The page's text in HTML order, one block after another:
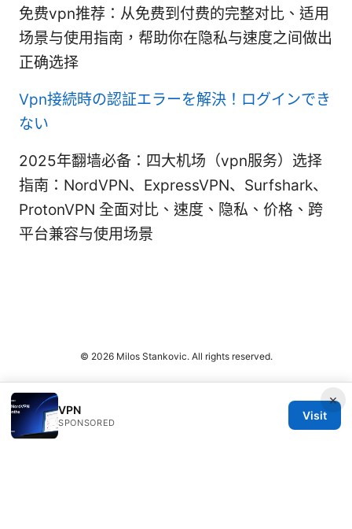
免费vpn推荐：从免费到付费的完整对比、适用
场景与使用指南，帮助你在隐私与速度之间做出
正确选择
Vpn接続時の認証エラーを解決！ログインでき
ない
2025年翻墙必备：四大机场（vpn服务）选择
指南：NordVPN、ExpressVPN、Surfshark、
ProtonVPN 全面对比、速度、隐私、价格、跨
平台兼容与使用场景
×
VPN
SPONSORED
Visit
© 2026 Milos Stankovic. All rights reserved.